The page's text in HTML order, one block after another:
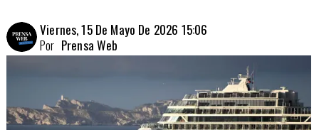
Viernes, 15 De Mayo De 2026 15:06
Prensa Web
Por